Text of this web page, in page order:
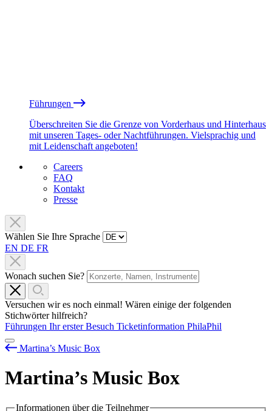
Führungen
Überschreiten Sie die Grenze von Vorderhaus und Hinterhaus
mit unseren Tages- oder Nachtführungen. Vielsprachig und
mit Leidenschaft angeboten!
Careers
FAQ
Kontakt
Presse
Wählen Sie Ihre Sprache
EN DE FR
Wonach suchen Sie?
Versuchen wir es noch einmal! Wären einige der folgenden
Stichwörter hilfreich?
Führungen Ihr erster Besuch Ticketinformation PhilaPhil
Martina’s Music Box
Martina’s Music Box
Informationen über die Teilnehmer